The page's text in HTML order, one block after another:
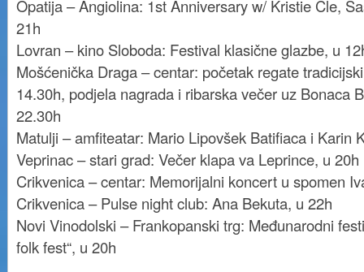
Opatija – Angiolina: 1st Anniversary w/ Kristie Cle,
21h
Lovran – kino Sloboda: Festival klasične glazbe, u
Mošćenička Draga – centar: početak regate
14.30h, podjela nagrada i ribarska večer uz Bonaca
22.30h
Matulji – amfiteatar: Mario Lipovšek Batifiaca i Karin
Veprinac – stari grad: Večer klapa va Leprince, u 20h
Crikvenica – centar: Memorijalni koncert u spomen
Crikvenica – Pulse night club: Ana Bekuta, u 22h
Novi Vinodolski – Frankopanski trg: Međunarodni
folk fest“, u 20h